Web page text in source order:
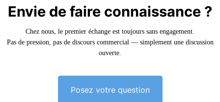
Envie de faire connaissance ?
Chez nous, le premier échange est toujours sans engagement.
Pas de pression, pas de discours commercial — simplement une discussion
ouverte.
Posez votre question